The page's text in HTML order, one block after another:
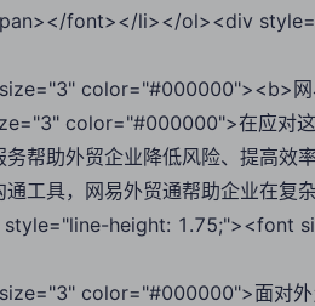
font></li></ol><div
color="#000000"><b>网
color="#000000">在应对这
帮助外贸企业降低风险、提高效
工具，网易外贸通帮助企业在复
height: 1.75;"><font
color="#000000">面对外